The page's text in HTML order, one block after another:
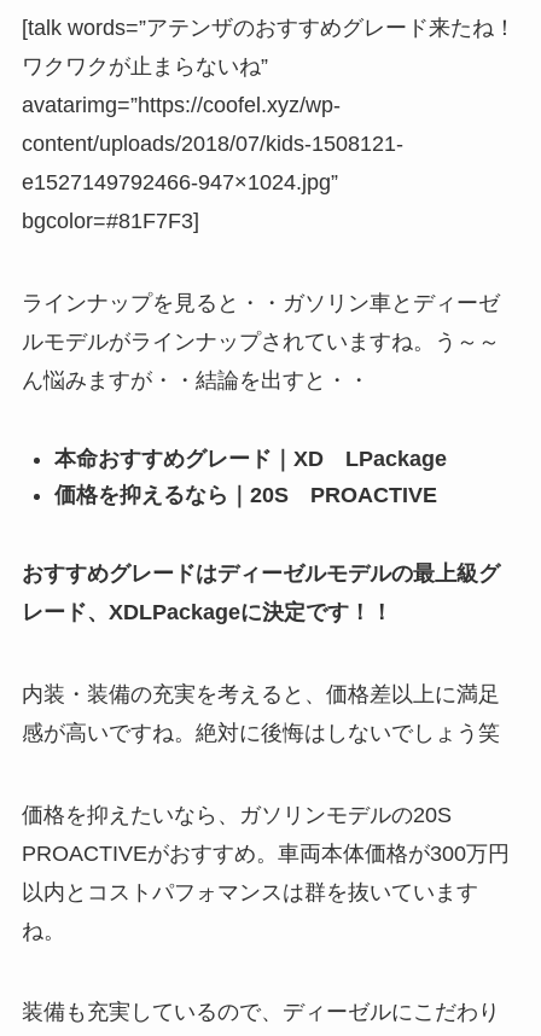
[talk words=”アテンザのおすすめグレード来たね！
ワクワクが止まらないね”
avatarimg=”https://coofel.xyz/wp-
content/uploads/2018/07/kids-1508121-
e1527149792466-947×1024.jpg”
bgcolor=#81F7F3]
ラインナップを見ると・・ガソリン車とディーゼ
ルモデルがラインナップされていますね。う～～
ん悩みますが・・結論を出すと・・
本命おすすめグレード｜XD LPackage
価格を抑えるなら｜20S PROACTIVE
おすすめグレードはディーゼルモデルの最上級グ
レード、XDLPackageに決定です！！
内装・装備の充実を考えると、価格差以上に満足
感が高いですね。絶対に後悔はしないでしょう笑
価格を抑えたいなら、ガソリンモデルの20S
PROACTIVEがおすすめ。車両本体価格が300万円
以内とコストパフォマンスは群を抜いています
ね。
装備も充実しているので、ディーゼルにこだわり